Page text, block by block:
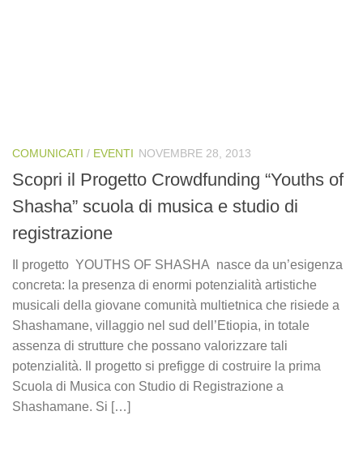
COMUNICATI / EVENTI NOVEMBRE 28, 2013
Scopri il Progetto Crowdfunding “Youths of
Shasha” scuola di musica e studio di
registrazione
Il progetto YOUTHS OF SHASHA nasce da un’esigenza
concreta: la presenza di enormi potenzialità artistiche
musicali della giovane comunità multietnica che risiede a
Shashamane, villaggio nel sud dell’Etiopia, in totale
assenza di strutture che possano valorizzare tali
potenzialità. Il progetto si prefigge di costruire la prima
Scuola di Musica con Studio di Registrazione a
Shashamane. Si […]